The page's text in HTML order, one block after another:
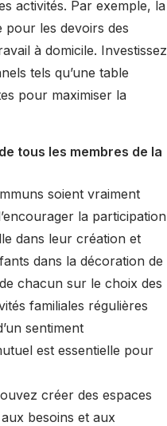
activités. Par exemple, la
pour les devoirs des
à domicile. Investissez
tels qu’une table
pour maximiser la
tous les membres de la
soient vraiment
la participation
dans leur création et
dans la décoration de
chacun sur le choix des
familiales régulières
sentiment
est essentielle pour
créer des espaces
besoins et aux